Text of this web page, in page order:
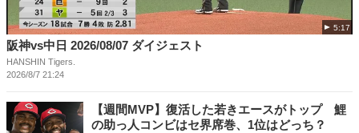
5:17
阪神vs中日 2026/08/07 ダイジェスト
HANSHIN Tigers.
2026/8/7 21:24
【週間MVP】復活した若きエースがトップ 鯉
の助っ人コンビはセ界席巻、1位はどっち？